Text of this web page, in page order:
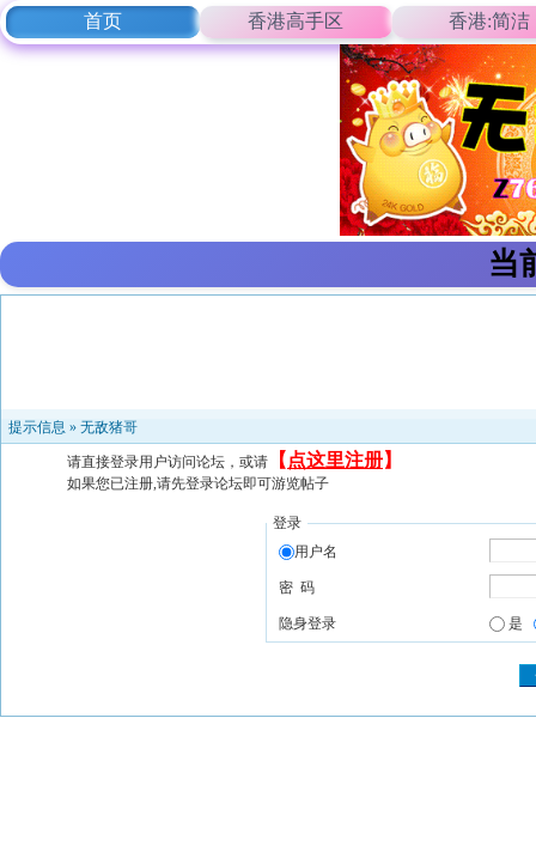
首页 香港高手区 香港:简洁
当
提示信息 » 无敌猪哥
请直接登录用户访问论坛，或请 【 点这里注册】
如果您已注册,请先登录论坛即可游览帖子
登录
用户名
密 码
隐身登录 是